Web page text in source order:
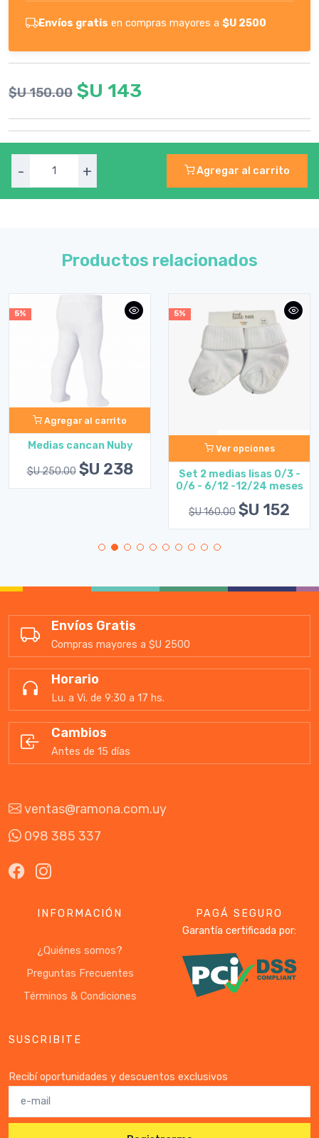
Envíos gratis en compras mayores a $U 2500
$U 150.00 $U 143
- + Agregar al carrito
Productos relacionados
5%
Agregar al carrito
Medias cancan Nuby
$U 250.00 $U 238
5%
Ver opciones
Set 2 medias lisas 0/3 -
0/6 - 6/12 -12/24 meses
$U 160.00 $U 152
Envíos Gratis
Compras mayores a $U 2500
Horario
Lu. a Vi. de 9:30 a 17 hs.
Cambios
Antes de 15 días
ventas@ramona.com.uy
098 385 337
INFORMACIÓN
¿Quiénes somos?
Preguntas Frecuentes
Términos & Condiciones
PAGÁ SEGURO
Garantía certificada por:
SUSCRIBITE
Recibí oportunidades y descuentos exclusivos